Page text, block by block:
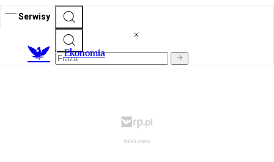
Serwisy
Ekonomia